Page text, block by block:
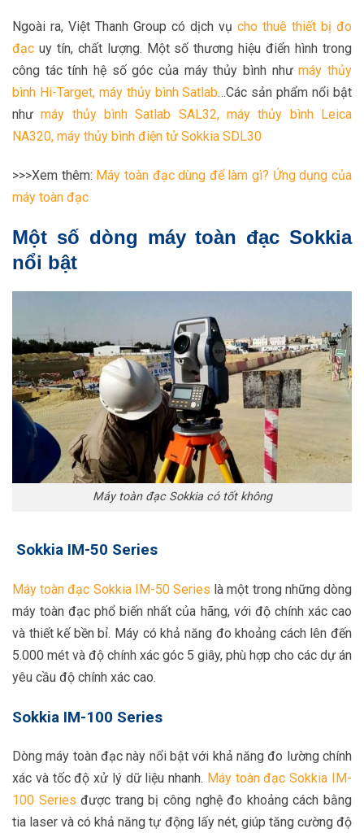
Ngoài ra, Việt Thanh Group có dịch vụ cho thuê thiết bị đo
đạc uy tín, chất lượng. Một số thương hiệu điển hình trong
công tác tính hệ số góc của máy thủy bình nhưmáy thủy
bình Hi-Target, máy thủy bình Satlab…Các sản phẩm nổi bật
nhưmáy thủy bình Satlab SAL32,máy thủy bình Leica
NA320, máy thủy bình điện tử Sokkia SDL30
>>>Xem thêm: Máy toàn đạc dùng để làm gì? Ứng dụng của
máy toàn đạc
Một số dòng máy toàn đạc Sokkia
nổi bật
Máy toàn đạc Sokkia có tốt không
Sokkia IM-50 Series
Máy toàn đạc Sokkia IM-50 Series là một trong những dòng
máy toàn đạc phổ biến nhất của hãng, với độ chính xác cao
và thiết kế bền bỉ. Máy có khả năng đo khoảng cách lên đến
5.000 mét và độ chính xác góc 5 giây, phù hợp cho các dự án
yêu cầu độ chính xác cao.
Sokkia IM-100 Series
Dòng máy toàn đạc này nổi bật với khả năng đo lường chính
xác và tốc độ xử lý dữ liệu nhanh. Máy toàn đạc Sokkia IM-
100 Series được trang bị công nghệ đo khoảng cách bằng
tia laser và có khả năng tự động lấy nét, giúp tăng cường độ